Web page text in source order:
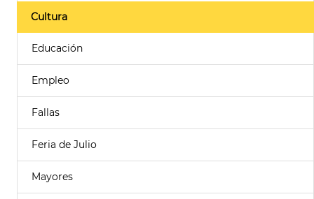
Cultura
Educación
Empleo
Fallas
Feria de Julio
Mayores